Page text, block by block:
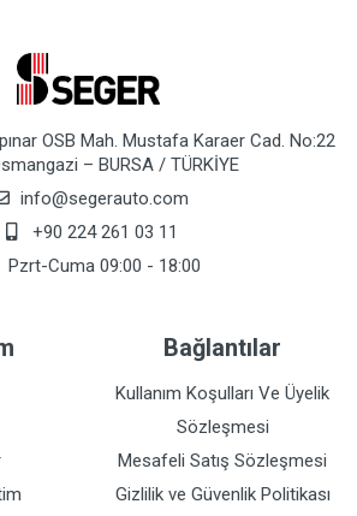
OSB Mah. Mustafa Karaer Cad. No:22
– BURSA / TÜRKİYE
info@segerauto.com
+90 224 261 03 11
Pzrt-Cuma 09:00 - 18:00
Bağlantılar
Kullanım Koşulları Ve Üyelik
Sözleşmesi
Mesafeli Satış Sözleşmesi
Gizlilik ve Güvenlik Politikası